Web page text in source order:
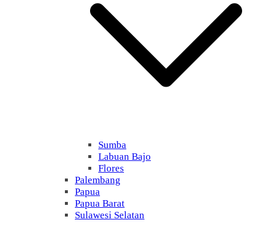
Sumba
Labuan Bajo
Flores
Palembang
Papua
Papua Barat
Sulawesi Selatan